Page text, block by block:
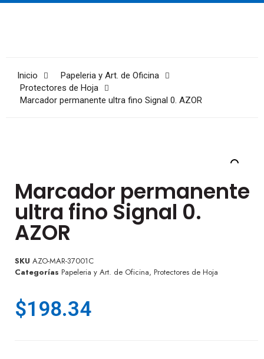
Inicio
Papeleria y Art. de Oficina
Protectores de Hoja
Marcador permanente ultra fino Signal 0. AZOR
Marcador permanente
ultra fino Signal 0.
AZOR
SKU AZO-MAR-37001C
Categorías Papeleria y Art. de Oficina, Protectores de Hoja
$198.34